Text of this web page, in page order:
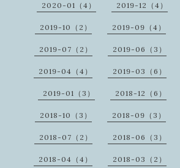
2020-01（4） 2019-12（4）
2019-10（2） 2019-09（4）
2019-07（2） 2019-06（3）
2019-04（4） 2019-03（6）
2019-01（3） 2018-12（6）
2018-10（3） 2018-09（3）
2018-07（2） 2018-06（3）
2018-04（4） 2018-03（2）